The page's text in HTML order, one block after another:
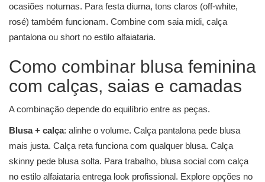
ocasiões noturnas. Para festa diurna, tons claros (off-white,
rosé) também funcionam. Combine com saia midi, calça
pantalona ou short no estilo alfaiataria.
Como combinar blusa feminina
com calças, saias e camadas
A combinação depende do equilíbrio entre as peças.
Blusa + calça: alinhe o volume. Calça pantalona pede blusa
mais justa. Calça reta funciona com qualquer blusa. Calça
skinny pede blusa solta. Para trabalho, blusa social com calça
no estilo alfaiataria entrega look profissional. Explore opções no